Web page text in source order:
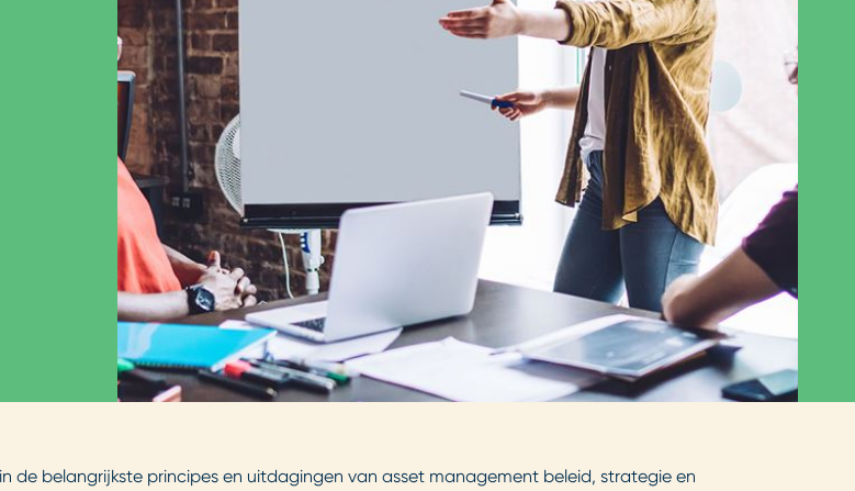
de belangrijkste principes en uitdagingen van asset management beleid, strategie en